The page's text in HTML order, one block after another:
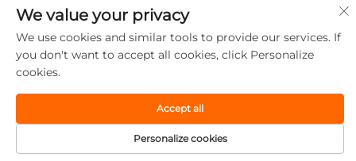
Всички права запазени. Copyright © 2025 Jiangsu Tongzhou
Heat Resistant Technology Co., Ltd.
поверителност
We value your privacy
We use cookies and similar tools to provide our services. If
you don't want to accept all cookies, click Personalize
cookies.
Personalize cookies
Accept all